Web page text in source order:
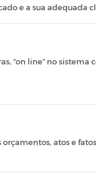
e a sua adequada
“on line” no
atos e